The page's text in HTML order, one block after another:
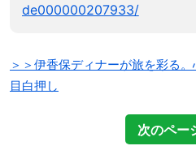
de000000207933/
＞＞伊香保ディナーが旅を彩る
目白押し
次のペー